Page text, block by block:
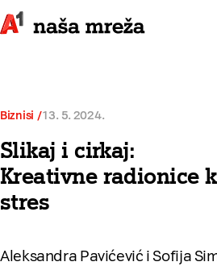
Biznisi 13. 5. 2024.
Slikaj i cirkaj:
Kreativne radionice
stres
Aleksandra Pavićević i Sofija